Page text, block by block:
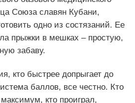
Союза славян Кубани,
одно из состязаний. Ее
прыжки в мешках – простую,
забаву.
кто быстрее допрыгает до
баллов, все честно. Кто
кто проиграл,